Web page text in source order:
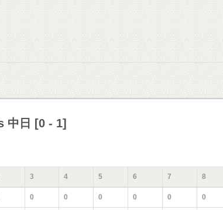
中日 [0 - 1]
3 4 5 6 7 8
0 0 0 0 0 0